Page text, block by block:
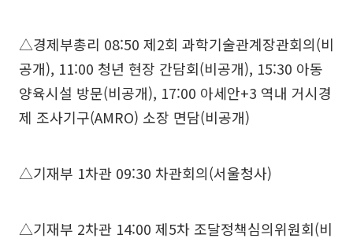
△경제부총리 08:50 제2회 과학기술관계장관회의(비
공개), 11:00 청년 현장 간담회(비공개), 15:30 아동
양육시설 방문(비공개), 17:00 아세안+3 역내 거시경
제 조사기구(AMRO) 소장 면담(비공개)
△기재부 1차관 09:30 차관회의(서울청사)
△기재부 2차관 14:00 제5차 조달정책심의위원회(비